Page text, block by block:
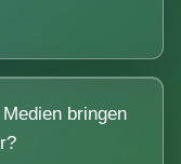
bringen